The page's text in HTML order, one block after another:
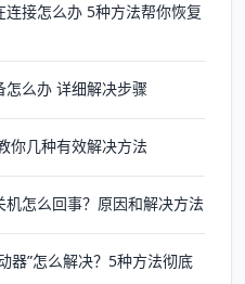
接怎么办 5种方法帮你恢复
怎么办 详细解决步骤
你几种有效解决方法
怎么回事？原因和解决方法
器”怎么解决？5种方法彻底